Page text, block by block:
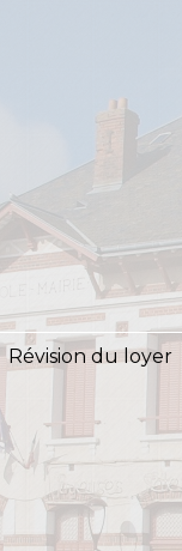
Révision du loyer